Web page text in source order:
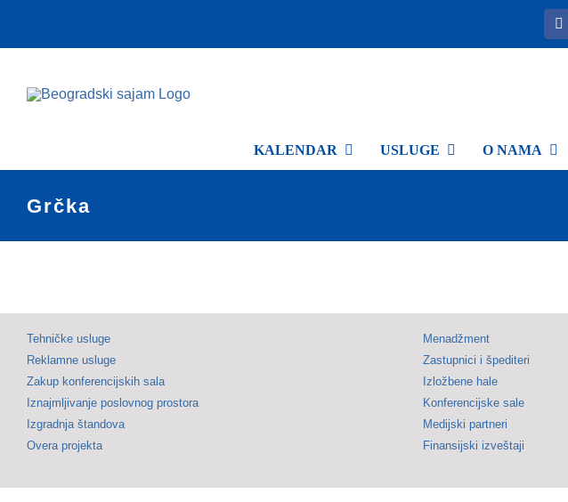
content
KALENDAR USLUGE O NAMA
Grčka
Tehničke usluge
Reklamne usluge
Zakup konferencijskih sala
Iznajmljivanje poslovnog prostora
Izgradnja štandova
Overa projekta
Menadžment
Zastupnici i špediteri
Izložbene hale
Konferencijske sale
Medijski partneri
Finansijski izveštaji